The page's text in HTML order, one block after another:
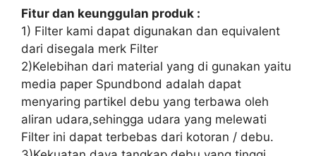
Fitur dan keunggulan produk :
1) Filter kami dapat digunakan dan equivalent
dari disegala merk Filter
2)Kelebihan dari material yang di gunakan yaitu
media paper Spundbond adalah dapat
menyaring partikel debu yang terbawa oleh
aliran udara,sehingga udara yang melewati
Filter ini dapat terbebas dari kotoran / debu.